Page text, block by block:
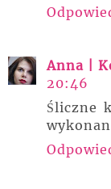
Anna |
20:46
Śliczne